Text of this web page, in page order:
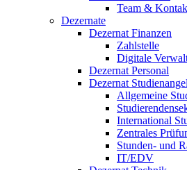
Team &
Dezernate
Dezernat Finanzen
Zahlstelle
Digitale
Dezernat Personal
Dezernat
Allgemeine
International
Zentrales
Stunden- und
IT/EDV